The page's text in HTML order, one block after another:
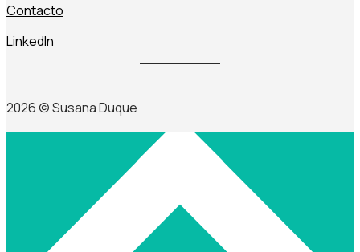
Contacto
LinkedIn
2026© Susana Duque